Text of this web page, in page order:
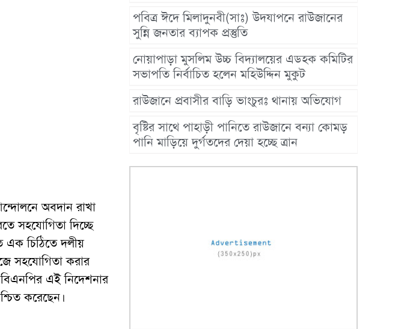
অবদান রাখা
সহযোগিতা দিচ্ছে
এক চিঠিতে দলীয়
সহযোগিতা করার
এই নিদেশনার
করেছেন।
পবিত্র ঈদে মিলাদুনবী(সাঃ) উদযাপনে রাউজানের
সুন্নি জনতার ব্যাপক প্রস্তুতি
নোয়াপাড়া মুসলিম উচ্চ বিদ্যালয়ের এডহক কমিটির
সভাপতি নির্বাচিত হলেন মহিউদ্দিন মুকুট
রাউজানে প্রবাসীর বাড়ি ভাংচুরঃ থানায় অভিযোগ
বৃষ্টির সাথে পাহাড়ী পানিতে রাউজানে বন্যা কোমড়
পানি মাড়িয়ে দুর্গতদের দেয়া হচ্ছে ত্রান